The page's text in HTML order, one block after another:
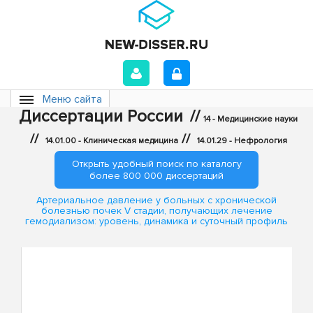
Меню сайта
Диссертации России // 14 - Медицинские науки
// 14.01.00 - Клиническая медицина // 14.01.29 - Нефрология
Открыть удобный поиск по каталогу
более 800 000 диссертаций
Артериальное давление у больных с хронической
болезнью почек V стадии, получающих лечение
гемодиализом: уровень, динамика и суточный профиль